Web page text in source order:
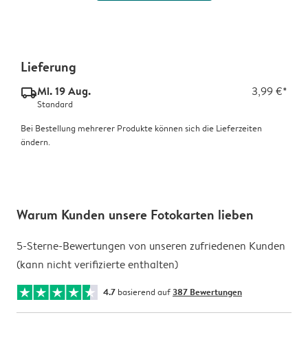
Lieferung
delivery_standard_v2Mi. 19 Aug. 3,99 €*
Standard
Bei Bestellung mehrerer Produkte können sich die Lieferzeiten
ändern.
Warum Kunden unsere Fotokarten lieben
5-Sterne-Bewertungen von unseren zufriedenen Kunden
(kann nicht verifizierte enthalten)
4.7 basierend auf387 Bewertungen